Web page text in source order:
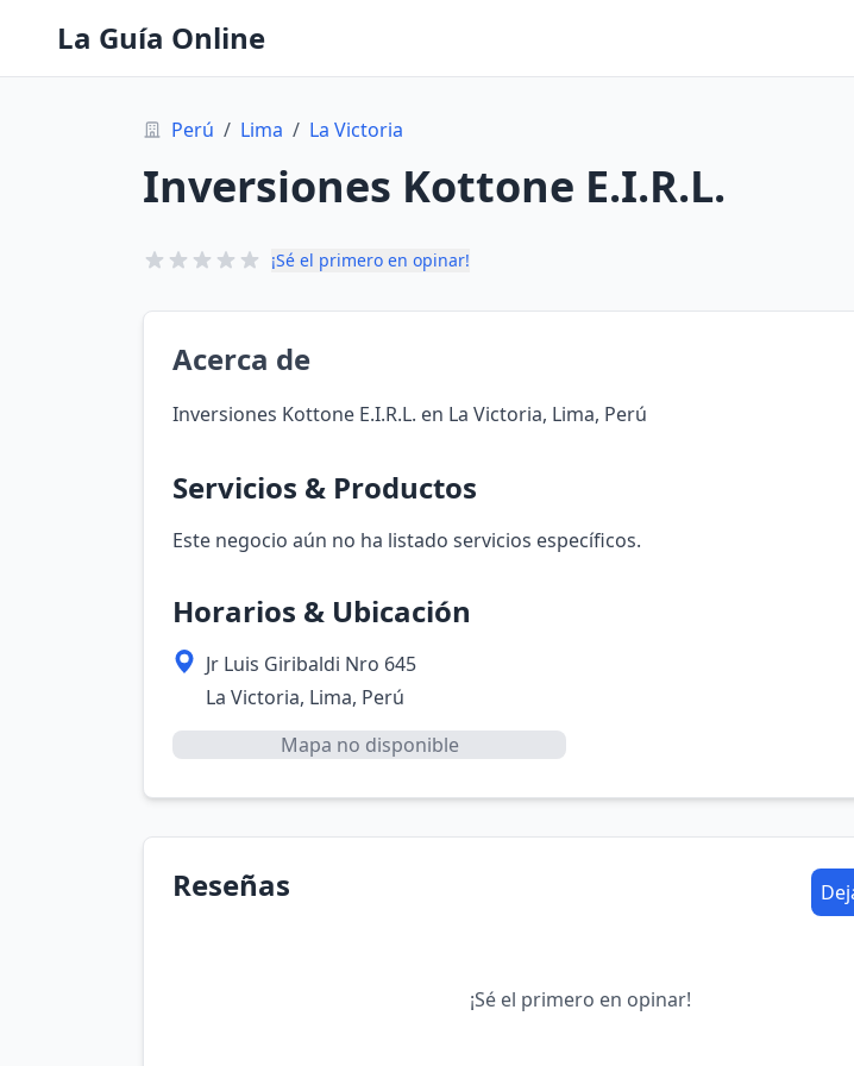
La Guía Online
Perú / Lima / La Victoria
Inversiones Kottone E.I.R.L.
¡Sé el primero en opinar!
Acerca de
Inversiones Kottone E.I.R.L. en La Victoria, Lima, Perú
Servicios & Productos
Este negocio aún no ha listado servicios específicos.
Horarios & Ubicación
Jr Luis Giribaldi Nro 645
La Victoria, Lima, Perú
Mapa no disponible
Reseñas
¡Sé el primero en opinar!